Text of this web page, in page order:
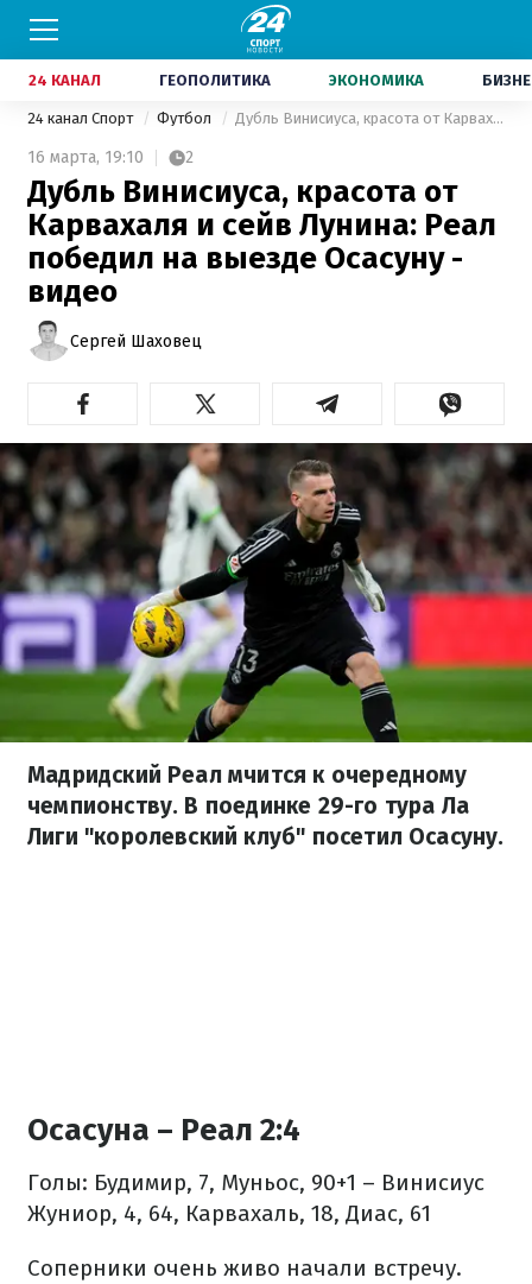
24 КАНАЛ ГЕОПОЛИТИКА ЭКОНОМИКА
24 канал Спорт Футбол Дубль Винисиуса, красота от Карвахаля и сейв Лунина: Реал победил на выезде Осасуну - видео
16 марта, 19:10 2
Дубль Винисиуса, красота от
Карвахаля и сейв Лунина: Реал
победил на выезде Осасуну -
видео
Сергей Шаховец
Мадридский Реал мчится к очередному
чемпионству. В поединке 29-го тура Ла
Лиги "королевский клуб" посетил Осасуну.
Осасуна – Реал 2:4
Голы: Будимир, 7, Муньос, 90+1 – Винисиус
Жуниор, 4, 64, Карвахаль, 18, Диас, 61
Соперники очень живо начали встречу.